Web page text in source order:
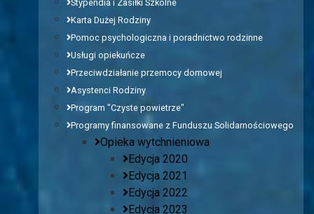
Stypendia i Zasiłki Szkolne
Karta Dużej Rodziny
Pomoc psychologiczna i poradnictwo rodzinne
Usługi opiekuńcze
Przeciwdziałanie przemocy domowej
Asystenci Rodziny
Program "Czyste powietrze"
Programy finansowane z Funduszu Solidarnościowego
Opieka wytchnieniowa
Edycja 2020
Edycja 2021
Edycja 2022
Edycja 2023